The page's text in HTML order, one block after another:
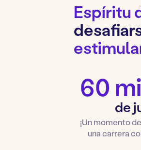
Espíritu
60
de
¡Un momento
una carrera